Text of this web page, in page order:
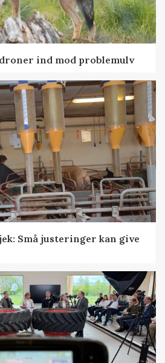
ind mod problemulv
Små justeringer kan give